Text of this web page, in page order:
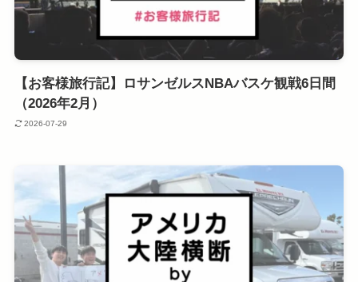
【お客様旅行記】ロサンゼルスNBAバスケ観戦6日間
（2026年2月）
2026-07-29